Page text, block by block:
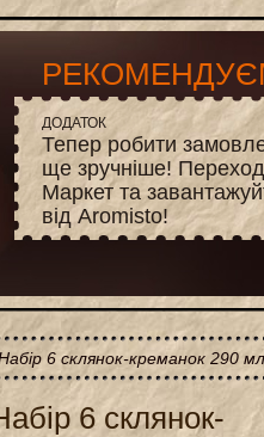
ДОДАТОК
Тепер робити
ще зручніше!
Маркет та
від Aromisto!
6 склянок-креманок 290
6 склянок-